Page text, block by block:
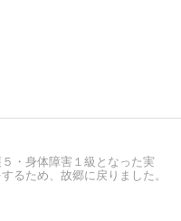
・身体障害１級となった実
るため、故郷に戻りました。